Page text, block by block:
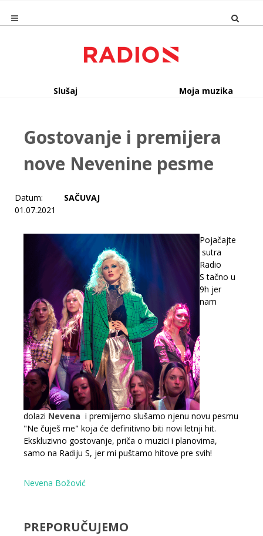
Slušaj Moja muzika
Gostovanje i premijera
nove Nevenine pesme
Datum:
01.07.2021
SAČUVAJ
Pojačajte
sutra
Radio
S tačno u
9h jer
nam
dolazi Nevena i premijerno slušamo njenu novu pesmu
"Ne čuješ me" koja će definitivno biti novi letnji hit.
Ekskluzivno gostovanje, priča o muzici i planovima,
samo na Radiju S, jer mi puštamo hitove pre svih!
Nevena Božović
PREPORUČUJEMO